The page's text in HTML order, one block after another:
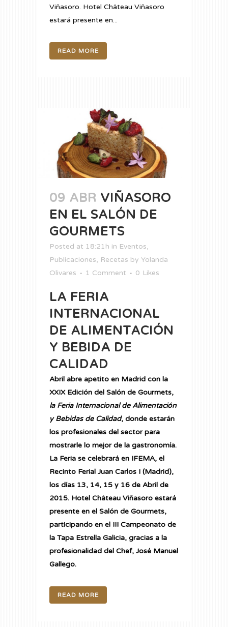
Viñasoro. Hotel Château Viñasoro
estará presente en...
READ MORE
09 ABR VIÑASORO
EN EL SALÓN DE
GOURMETS
Posted at 18:21h in Eventos,
Publicaciones, Recetas by Yolanda
Olivares
1 Comment 0 Likes
LA FERIA
INTERNACIONAL
DE ALIMENTACIÓN
Y BEBIDA DE
CALIDAD
Abril abre apetito en Madrid con la
XXIX Edición del Salón de Gourmets,
la Feria Internacional de Alimentación
y Bebidas de Calidad, donde estarán
los profesionales del sector para
mostrarle lo mejor de la gastronomía.
La Feria se celebrará en IFEMA, el
Recinto Ferial Juan Carlos I (Madrid),
los días 13, 14, 15 y 16 de Abril de
2015. Hotel Château Viñasoro estará
presente en el Salón de Gourmets,
participando en el III Campeonato de
la Tapa Estrella Galicia, gracias a la
profesionalidad del Chef, José Manuel
Gallego.
READ MORE